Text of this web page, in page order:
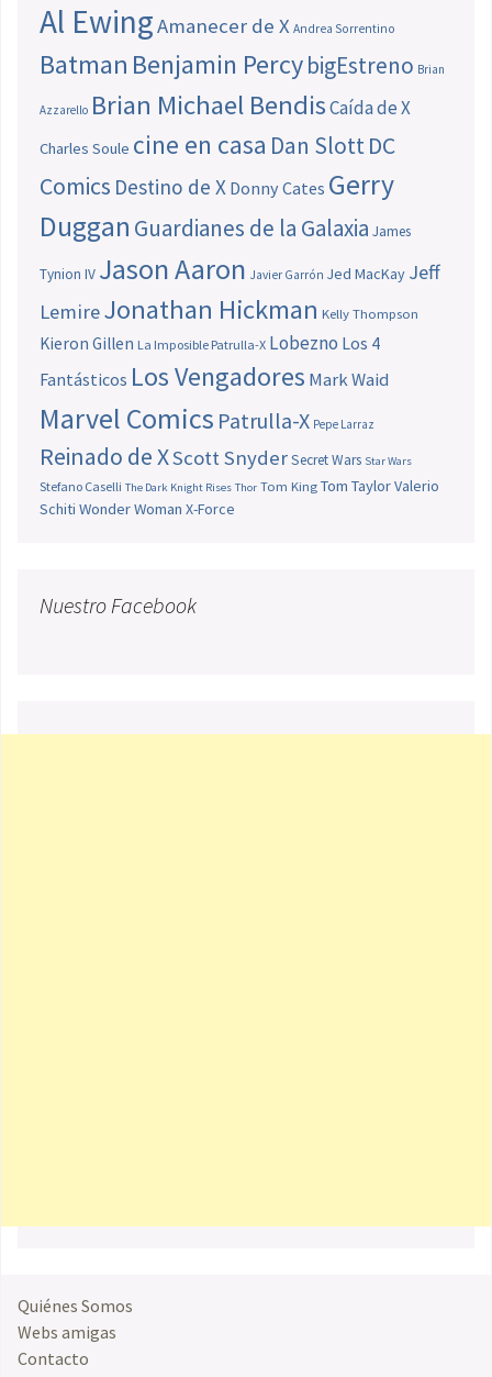
Al EwingAmanecer de X Andrea Sorrentino
Batman Benjamin PercybigEstreno Brian
Azzarello Brian Michael BendisCaída de X
Charles Soule cine en casa Dan SlottDC
Comics Destino de X Donny Cates Gerry
Duggan Guardianes de la Galaxia James
Tynion IV Jason Aaron Javier Garrón Jed MacKay Jeff
LemireJonathan Hickman Kelly Thompson
Kieron Gillen La Imposible Patrulla-X Lobezno Los 4
Fantásticos Los Vengadores Mark Waid
Marvel Comics Patrulla-X Pepe Larraz
Reinado de XScott SnyderSecret Wars Star Wars
Stefano Caselli The Dark Knight Rises Thor Tom King Tom TaylorValerio
Schiti Wonder Woman X-Force
Nuestro Facebook
Quiénes Somos
Webs amigas
Contacto